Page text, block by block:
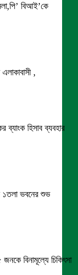
বিআই’কে
,
ব্যাংক হিসাব ব্যবহার
১তলা ভবনের শুভ
বিনামূল্যে চিকিৎসা